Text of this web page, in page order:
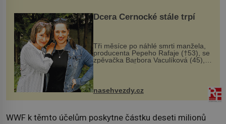
Dcera Černocké stále trpí
Tři měsíce po náhlé smrti manžela,
producenta Pepeho Rafaje (†53), se
zpěvačka Barbora Vaculíková (45),
dcera Petry Černocké (75), poprvé
ozvala veřejnosti. Na sociální síti
sdílela, že se snaží fung...
nasehvezdy.cz
WWF k těmto účelům poskytne částku deseti milionů